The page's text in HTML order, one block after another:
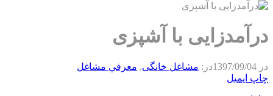
درآمدزایی با آشپزی
در 1397/09/04در: مشاغل خانگی, معرفي مشاغل
چاپ ایمیل